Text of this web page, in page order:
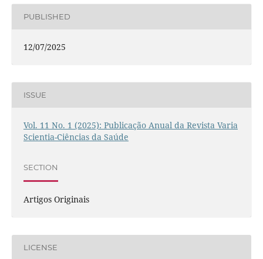
PUBLISHED
12/07/2025
ISSUE
Vol. 11 No. 1 (2025): Publicação Anual da Revista Varia
Scientia-Ciências da Saúde
SECTION
Artigos Originais
LICENSE